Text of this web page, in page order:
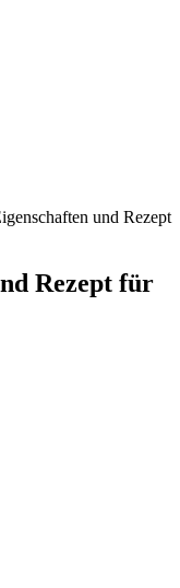
und Rezept
Rezept für